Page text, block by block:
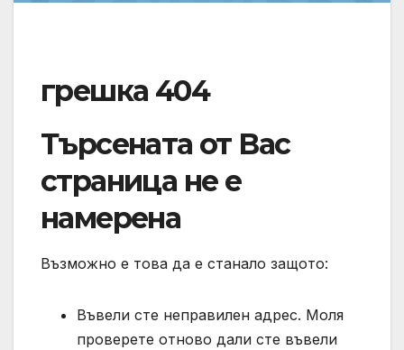
грешка 404
Търсената от Вас
страница не е
намерена
Възможно е това да е станало защото:
Въвели сте неправилен адрес. Моля
проверете отново дали сте въвели